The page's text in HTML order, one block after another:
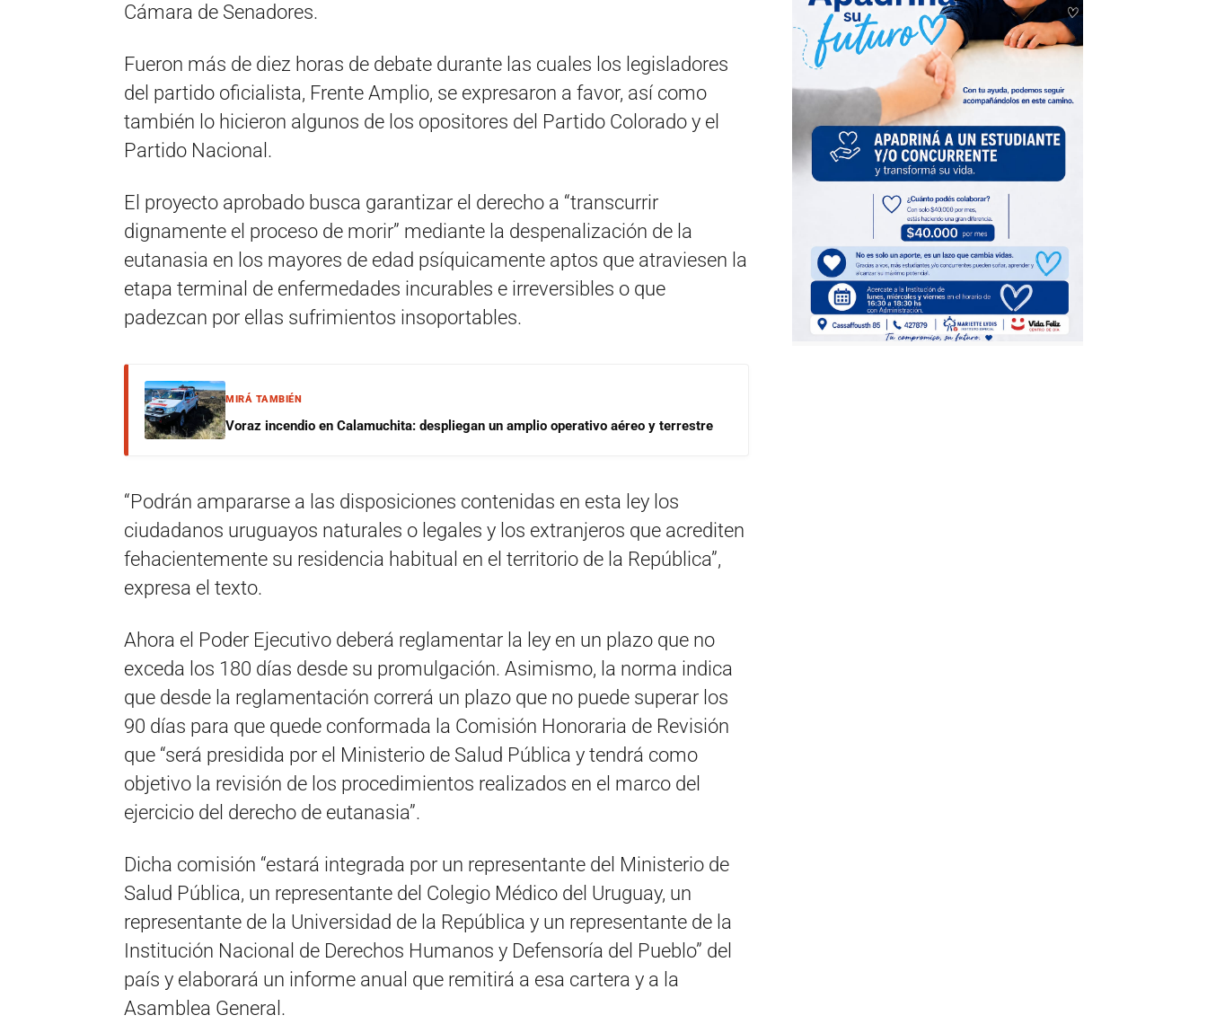
Cámara de Senadores.
Fueron más de diez horas de debate durante las cuales los legisladores
del partido oficialista, Frente Amplio, se expresaron a favor, así como
también lo hicieron algunos de los opositores del Partido Colorado y el
Partido Nacional.
El proyecto aprobado busca garantizar el derecho a “transcurrir
dignamente el proceso de morir” mediante la despenalización de la
eutanasia en los mayores de edad psíquicamente aptos que atraviesen la
etapa terminal de enfermedades incurables e irreversibles o que
padezcan por ellas sufrimientos insoportables.
MIRÁ TAMBIÉN
Voraz incendio en Calamuchita: despliegan un amplio operativo aéreo y terrestre
“Podrán ampararse a las disposiciones contenidas en esta ley los
ciudadanos uruguayos naturales o legales y los extranjeros que acrediten
fehacientemente su residencia habitual en el territorio de la República”,
expresa el texto.
Ahora el Poder Ejecutivo deberá reglamentar la ley en un plazo que no
exceda los 180 días desde su promulgación. Asimismo, la norma indica
que desde la reglamentación correrá un plazo que no puede superar los
90 días para que quede conformada la Comisión Honoraria de Revisión
que “será presidida por el Ministerio de Salud Pública y tendrá como
objetivo la revisión de los procedimientos realizados en el marco del
ejercicio del derecho de eutanasia”.
Dicha comisión “estará integrada por un representante del Ministerio de
Salud Pública, un representante del Colegio Médico del Uruguay, un
representante de la Universidad de la República y un representante de la
Institución Nacional de Derechos Humanos y Defensoría del Pueblo” del
país y elaborará un informe anual que remitirá a esa cartera y a la
Asamblea General.